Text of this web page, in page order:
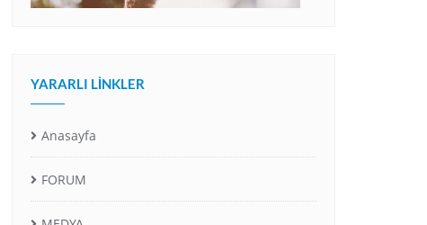
YARARLI LINKLER
Anasayfa
FORUM